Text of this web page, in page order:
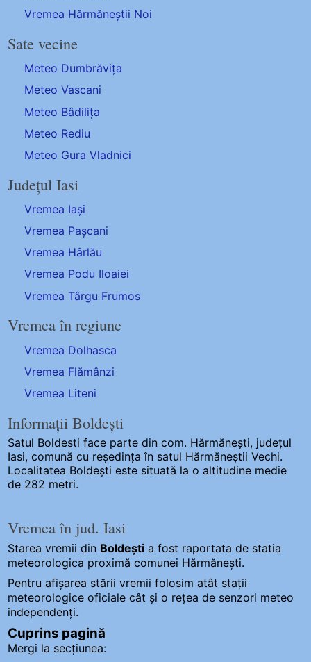
Vremea Hărmăneștii Noi
Sate vecine
Meteo Dumbrăvița
Meteo Vascani
Meteo Bâdilița
Meteo Rediu
Meteo Gura Vladnici
Județul Iasi
Vremea Iași
Vremea Pașcani
Vremea Hârlău
Vremea Podu Iloaiei
Vremea Târgu Frumos
Vremea în regiune
Vremea Dolhasca
Vremea Flămânzi
Vremea Liteni
Informații Boldești
Satul Boldesti face parte din com. Hărmănești, județul
Iasi, comună cu reședința în satul Hărmăneștii Vechi.
Localitatea Boldești este situată la o altitudine medie
de 282 metri.
Vremea în jud. Iasi
Starea vremii din Boldești a fost raportata de statia
meteorologica proximă comunei Hărmănești.
Pentru afișarea stării vremii folosim atât stații
meteorologice oficiale cât și o rețea de senzori meteo
independenți.
Cuprins pagină
Mergi la secțiunea: